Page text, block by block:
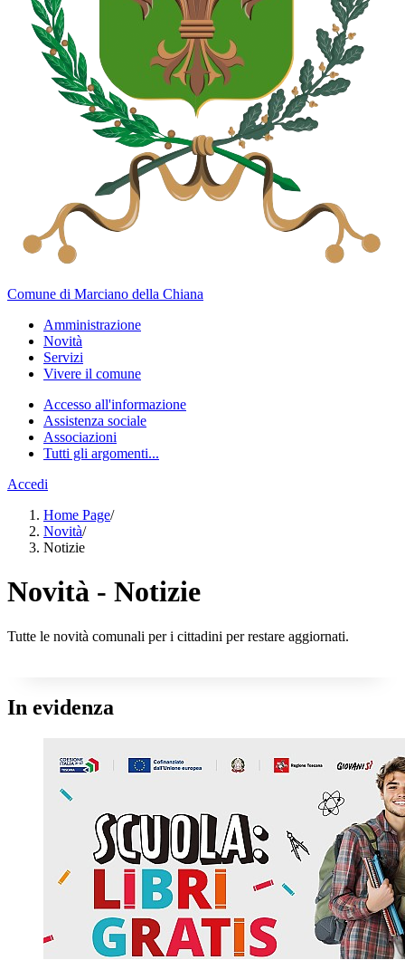
Comune di Marciano della Chiana
Amministrazione
Novità
Servizi
Vivere il comune
Accesso all'informazione
Assistenza sociale
Associazioni
Tutti gli argomenti...
Accedi
Home Page/
Novità/
Notizie
Novità - Notizie
Tutte le novità comunali per i cittadini per restare aggiornati.
In evidenza